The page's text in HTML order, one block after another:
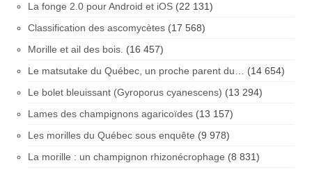
La fonge 2.0 pour Android et iOS (22 131)
Classification des ascomycètes (17 568)
Morille et ail des bois. (16 457)
Le matsutake du Québec, un proche parent du… (14 654)
Le bolet bleuissant (Gyroporus cyanescens) (13 294)
Lames des champignons agaricoïdes (13 157)
Les morilles du Québec sous enquête (9 978)
La morille : un champignon rhizonécrophage (8 831)